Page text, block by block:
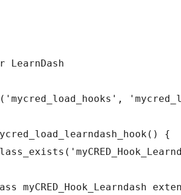
LearnDash
{
myCRED_Hook_Learndash